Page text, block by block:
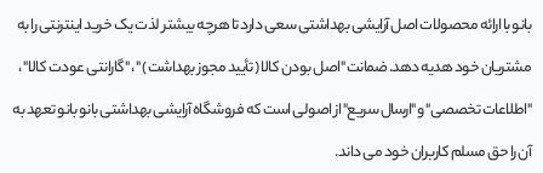
بانو با ارائه محصولات اصل آرایشی بهداشتی سعی دارد تا هرچه بیشتر لذت یک خرید اینترنتی را به
مشتریان خود هدیه دهد. ضمانت "اصل بودن کالا ( تأیید مجوز بهداشت ) " ، "گارانتی عودت کالا" ،
"اطلاعات تخصصی" و "ارسال سریع" از اصولی است که فروشگاه آرایشی بهداشتی بانو بانو تعهد به
آن را حق مسلم کاربران خود می داند.